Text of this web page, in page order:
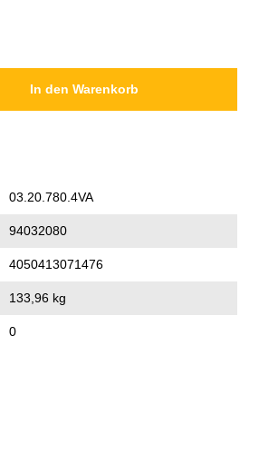
gewünschten Wert
In den Warenkorb
03.20.780.4VA
94032080
4050413071476
133,96 kg
0